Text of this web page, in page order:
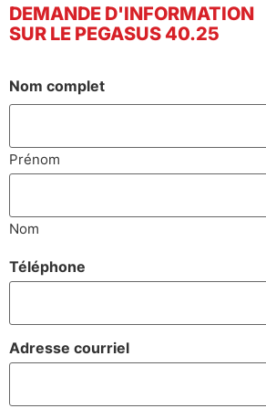
DEMANDE D'INFORMATION
SUR LE PEGASUS 40.25
Nom complet
Prénom
Nom
Téléphone
Adresse courriel